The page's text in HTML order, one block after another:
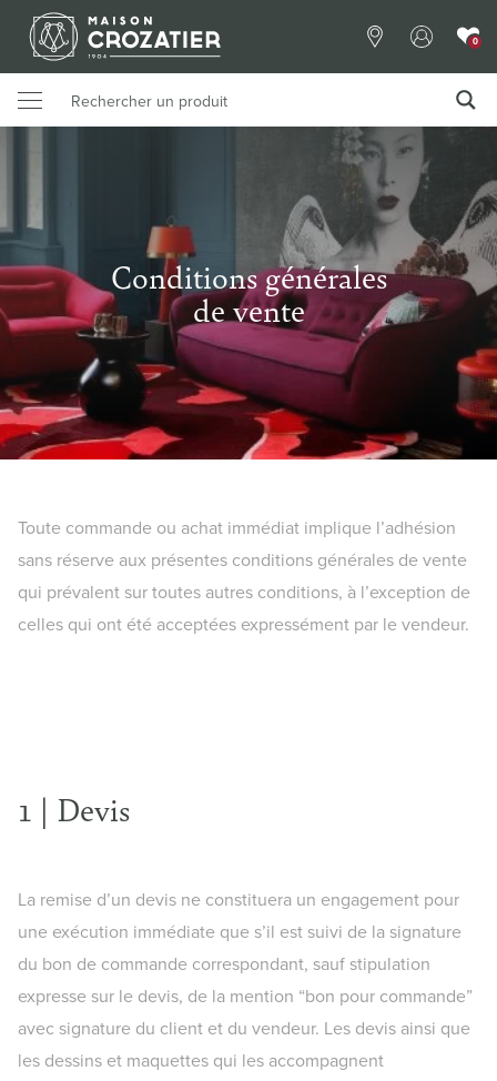
0
Conditions générales
de vente
Toute commande ou achat immédiat implique l’adhésion
sans réserve aux présentes conditions générales de vente
qui prévalent sur toutes autres conditions, à l’exception de
celles qui ont été acceptées expressément par le vendeur.
1 | Devis
La remise d’un devis ne constituera un engagement pour
une exécution immédiate que s’il est suivi de la signature
du bon de commande correspondant, sauf stipulation
expresse sur le devis, de la mention “bon pour commande”
avec signature du client et du vendeur. Les devis ainsi que
les dessins et maquettes qui les accompagnent